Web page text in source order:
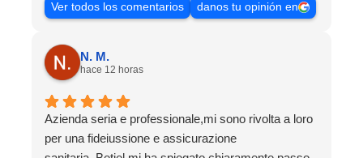
Ver todos los comentarios
danos tu opinión en
N. M.
hace 12 horas
Azienda seria e professionale,mi sono rivolta a loro
per una fideiussione e assicurazione